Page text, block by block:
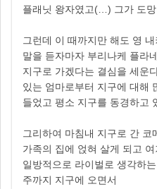
플래닛 왕자였고(…) 그가 도
그런데 이 때까지만 해도 영
말을 듣자마자 부리나케 플라
지구로 가겠다는 결심을 세운
있는 엄마로부터 지구에 대해
들었고 평소 지구를 동경하고
그리하여 마침내 지구로 간 코
가족의 집에 얹혀 살게 되고
일방적으로 라이벌로 생각하
주까지 지구에 오면서